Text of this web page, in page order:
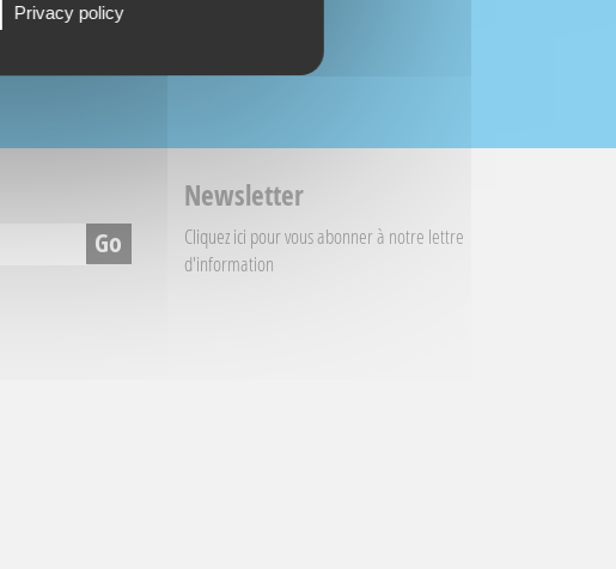
Newsletter
Cliquez ici pour vous abonner à notre lettre
d'information
Privacy policy